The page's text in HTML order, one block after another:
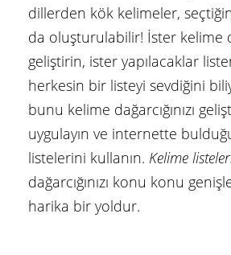
dillerden kök kelimeler,
da oluşturulabilir! İster kelime
geliştirin, ister yapılacaklar
herkesin bir listeyi sevdiğini
bunu kelime dağarcığınızı
uygulayın ve internette
listelerini kullanın. Kelime
dağarcığınızı konu konu
harika bir yoldur.